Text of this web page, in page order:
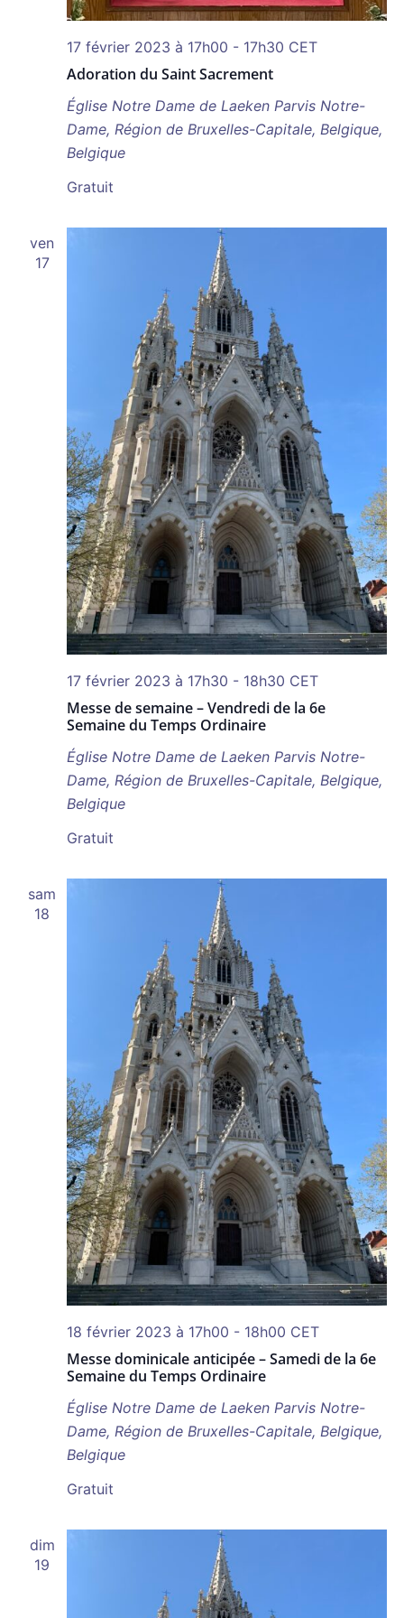
Adoration du Saint Sacrement
17 février 2023 à 17h00 - 17h30 CET
Église Notre Dame de Laeken Parvis Notre-
Dame, Région de Bruxelles-Capitale, Belgique,
Belgique
Gratuit
ven
17
Messe de semaine – Vendredi de la 6e
Semaine du Temps Ordinaire
17 février 2023 à 17h30 - 18h30 CET
Église Notre Dame de Laeken Parvis Notre-
Dame, Région de Bruxelles-Capitale, Belgique,
Belgique
Gratuit
sam
18
Messe dominicale anticipée – Samedi de la 6e
Semaine du Temps Ordinaire
18 février 2023 à 17h00 - 18h00 CET
Église Notre Dame de Laeken Parvis Notre-
Dame, Région de Bruxelles-Capitale, Belgique,
Belgique
Gratuit
dim
19